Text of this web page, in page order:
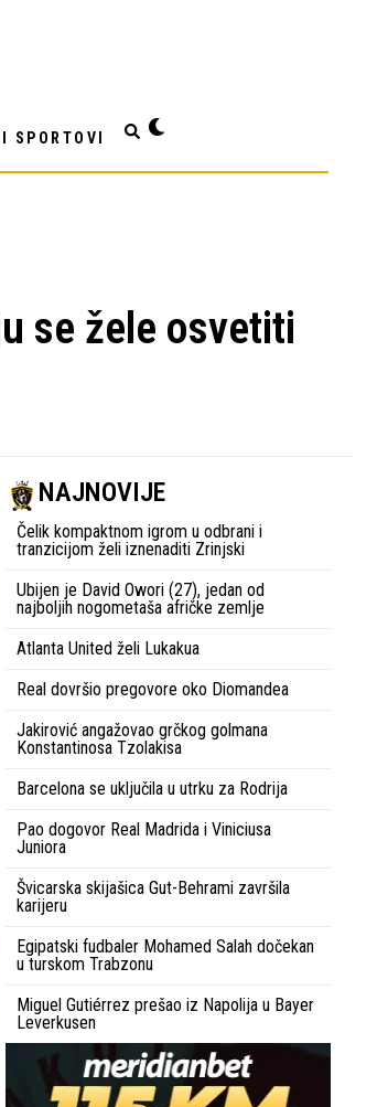
SPORTOVI
se žele osvetiti
NAJNOVIJE
Čelik kompaktnom igrom u odbrani i
tranzicijom želi iznenaditi Zrinjski
Ubijen je David Owori (27), jedan od
najboljih nogometaša afričke zemlje
Atlanta United želi Lukakua
Real dovršio pregovore oko Diomandea
Jakirović angažovao grčkog golmana
Konstantinosa Tzolakisa
Barcelona se uključila u utrku za Rodrija
Pao dogovor Real Madrida i Viniciusa
Juniora
Švicarska skijašica Gut-Behrami završila
karijeru
Egipatski fudbaler Mohamed Salah dočekan
u turskom Trabzonu
Miguel Gutiérrez prešao iz Napolija u Bayer
Leverkusen